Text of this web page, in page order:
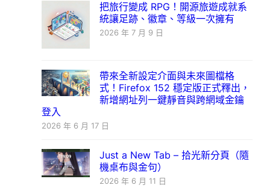
把旅行變成 RPG！開源旅遊成就系
統讓足跡、徽章、等級一次擁有
2026 年 7 月 9 日
帶來全新設定介面與未來圖檔格
式！Firefox 152 穩定版正式釋出，
新增網址列一鍵靜音與跨網域金鑰
登入
2026 年 6 月 17 日
Just a New Tab – 拾光新分頁（隨
機桌布與金句）
2026 年 6 月 11 日